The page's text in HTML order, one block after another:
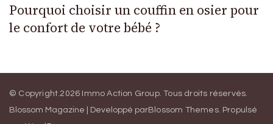
Pourquoi choisir un couffin en osier pour
le confort de votre bébé ?
© Copyright.2026 Immo Action Group. Tous droits réservés.
Blossom Magazine | Developpé parBlossom Themes. Propulsé